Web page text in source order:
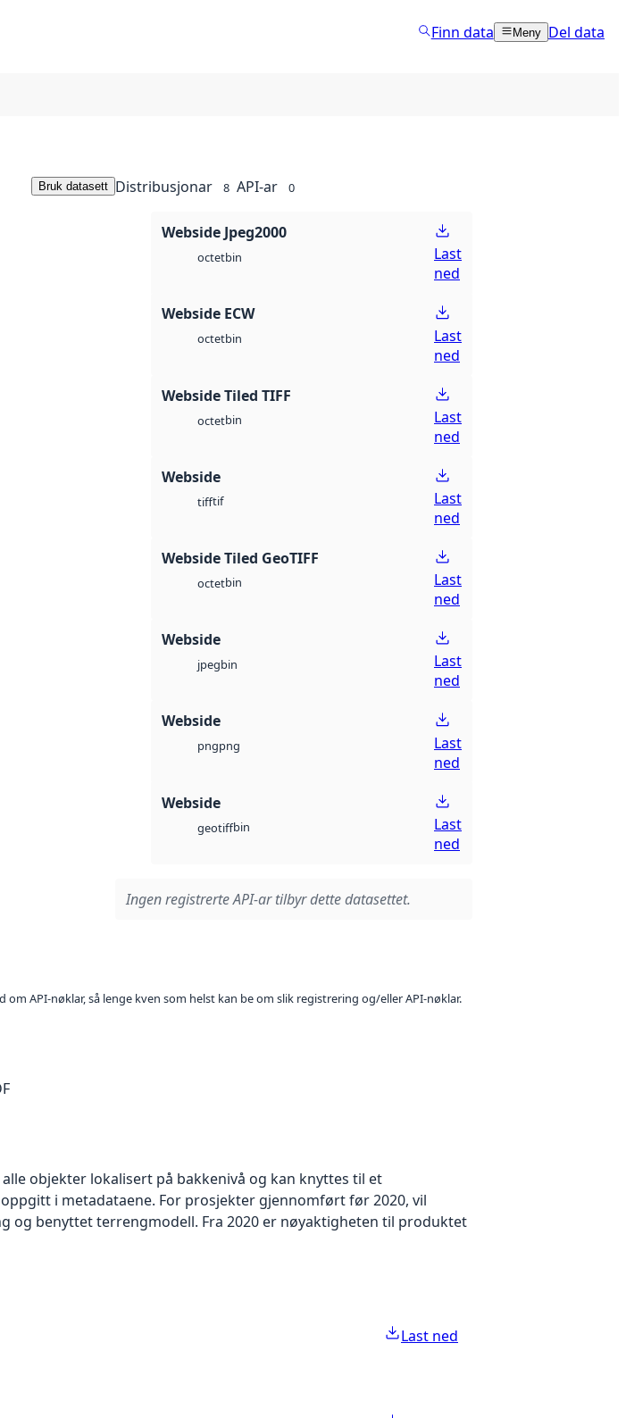
Finn data Meny Del data
Bruk datasett Distribusjonar 8 API-ar 0
Webside Jpeg2000
octetbin
Last
ned
Webside ECW
octetbin
Last
ned
Webside Tiled TIFF
octetbin
Last
ned
Webside
tifftif
Last
ned
Webside Tiled GeoTIFF
octetbin
Last
ned
Webside
jpegbin
Last
ned
Webside
pngpng
Last
ned
Webside
geotiffbin
Last
ned
Ingen registrerte API-ar tilbyr dette datasettet.
API-nøklar, så lenge kven som helst kan be om slik registrering og/eller API-nøklar.
objekter lokalisert på bakkenivå og kan knyttes til et
i metadataene. For prosjekter gjennomført før 2020, vil
og benyttet terrengmodell. Fra 2020 er nøyaktigheten til produktet
Last ned